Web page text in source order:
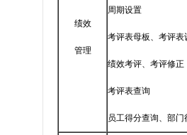
绩效
管理
周期设置
考评表母板、考评表
绩效考评、考评修正
考评表查询
员工得分查询、部门